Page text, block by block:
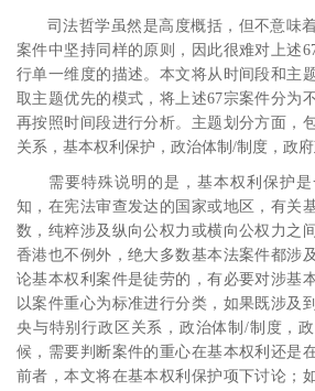
司法哲学虽然是高度概括，但不意味
案件中坚持同样的原则，因此很难对上述
行单一维度的描述。本文将从时间段和主
取主题优先的模式，将上述67宗案件分为
再按照时间段进行分析。主题划分方面，
关系，基本权利保护，政治体制 /制度，政府
需要特殊说明的是，基本权利保护
知，在宪法审查发达的国家或地区，有关
数，纯粹涉及纵向公权力或横向公权力之
香港也不例外 ，绝大多数基本法案件都涉
论基本权利案件是徒劳的，有必要对涉基
以案件重心为标准进行分类，如果既涉及
央与特别行政区关系，政治体制 /制度，
候 ，需要判断案件的重心在基本权利还是
前者，本文将在基本权利保护项下讨论；